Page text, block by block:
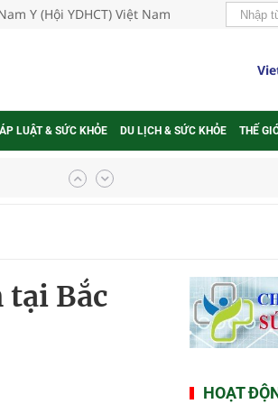
Y (Hội YDHCT) Việt Nam
LUẬT & SỨC KHỎE DU LỊCH & SỨC KHỎE THẾ
tại Bắc
HOẠT